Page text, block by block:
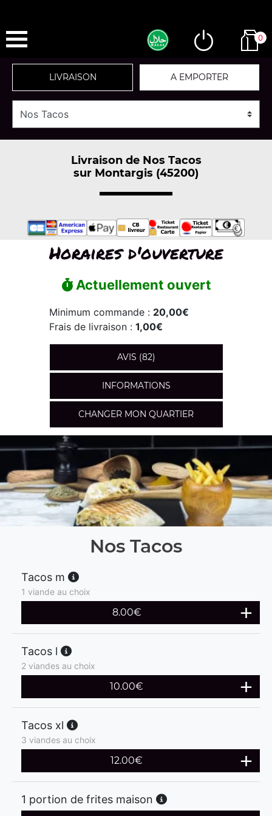
0
LIVRAISON A EMPORTER
Livraison de Nos Tacos
sur Montargis (45200)
Horaires d'ouverture
Actuellement ouvert
Minimum commande : 20,00€
Frais de livraison : 1,00€
AVIS (82)
INFORMATIONS
CHANGER MON QUARTIER
Nos Tacos
Tacos m
1 viande au choix
8.00€
Tacos l
2 viandes au choix
10.00€
Tacos xl
3 viandes au choix
12.00€
1 portion de frites maison